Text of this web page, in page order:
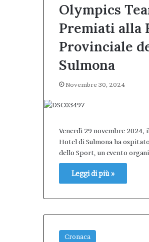
Olympics
Premiati alla
Provinciale
Sulmona
Novembre 30, 2024
Venerdì 29 novembre 2024,
Hotel di Sulmona ha
dello Sport, un evento
Leggi di più »
Cronaca